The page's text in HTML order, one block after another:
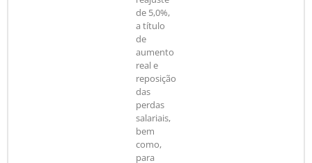
de 5,0%,
a título
de
aumento
real e
reposição
das
perdas
salariais,
bem
como,
para